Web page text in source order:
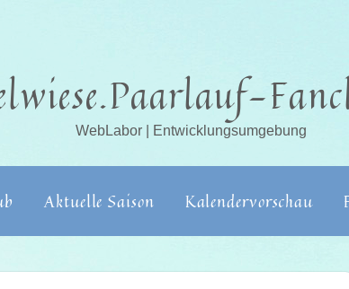
WebLabor | Entwicklungsumgebung
Aktuelle Saison Kalendervorschau